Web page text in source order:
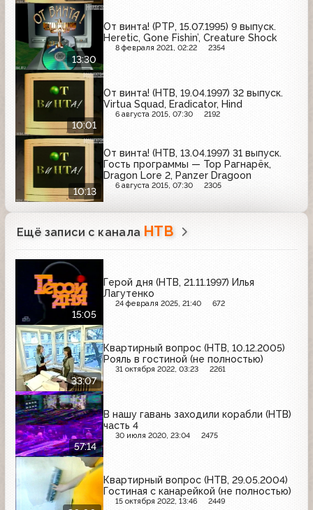
13:30
От винта! (РТР, 15.07.1995) 9 выпуск.
Heretic, Gone Fishin’, Creature Shock
8 февраля 2021, 02:22 2354
10:01
От винта! (НТВ, 19.04.1997) 32 выпуск.
Virtua Squad, Eradicator, Hind
6 августа 2015, 07:30 2192
10:13
От винта! (НТВ, 13.04.1997) 31 выпуск.
Гость программы — Тор Рагнарёк,
Dragon Lore 2, Panzer Dragoon
6 августа 2015, 07:30 2305
Ещё записи с канала НТВ
15:05
Герой дня (НТВ, 21.11.1997) Илья
Лагутенко
24 февраля 2025, 21:40 672
33:07
Квартирный вопрос (НТВ, 10.12.2005)
Рояль в гостиной (не полностью)
31 октября 2022, 03:23 2261
57:14
В нашу гавань заходили корабли (НТВ)
часть 4
30 июля 2020, 23:04 2475
Квартирный вопрос (НТВ, 29.05.2004)
Гостиная с канарейкой (не полностью)
15 октября 2022, 13:46 2449